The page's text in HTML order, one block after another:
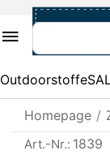
Outdoorstoffe
Homepage /
Art.-Nr.: 1839